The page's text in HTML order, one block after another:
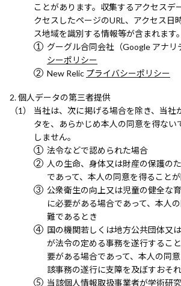
ことがあります。収集するアクセスデ
クセスしたページのURL、アクセス日
ス地域を識別する情報等が含まれます。
グーグル合同会社（Google アナリ
シーポリシー
New Relic プライバシーポリシー
個人データの第三者提供
当社は、次に掲げる場合を除き、当社
タを、あらかじめ本人の同意を得ない
しません。
法令などで認められた場合
人の生命、身体又は財産の保護の
であって、本人の同意を得ること
公衆衛生の向上又は児童の健全な
に必要がある場合であって、本人
難であるとき
国の機関若しくは地方公共団体又
が法令の定める事務を遂行するこ
要がある場合であって、本人の同
該事務の遂行に支障を及ぼすおそ
当該個人情報取扱事業者が学術研